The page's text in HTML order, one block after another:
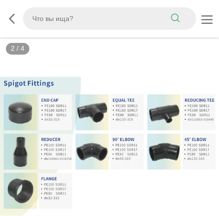
3 / 4